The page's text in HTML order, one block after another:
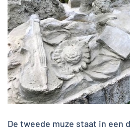
De tweede muze staat in een